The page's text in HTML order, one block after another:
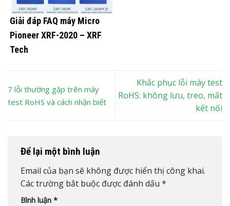
Giải đáp FAQ máy Micro
Pioneer XRF-2020 – XRF
Tech
7 lỗi thường gặp trên máy
test RoHS và cách nhận biết
Khắc phục lỗi máy test
RoHS: không lưu, treo, mất
kết nối
Để lại một bình luận
Email của bạn sẽ không được hiển thị công khai.
Các trường bắt buộc được đánh dấu *
Bình luận *